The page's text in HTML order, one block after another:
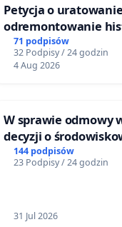
Petycja o
odremontowanie
Lokomotywy sm42-914
71 podpisów
32 Podpisy / 24 godzin
4 Aug 2026
W sprawie odmowy
decyzji o
uwarunkowaniach
zakładu
mieszkańców i
144 podpisów
23 Podpisy / 24 godzin
31 Jul 2026